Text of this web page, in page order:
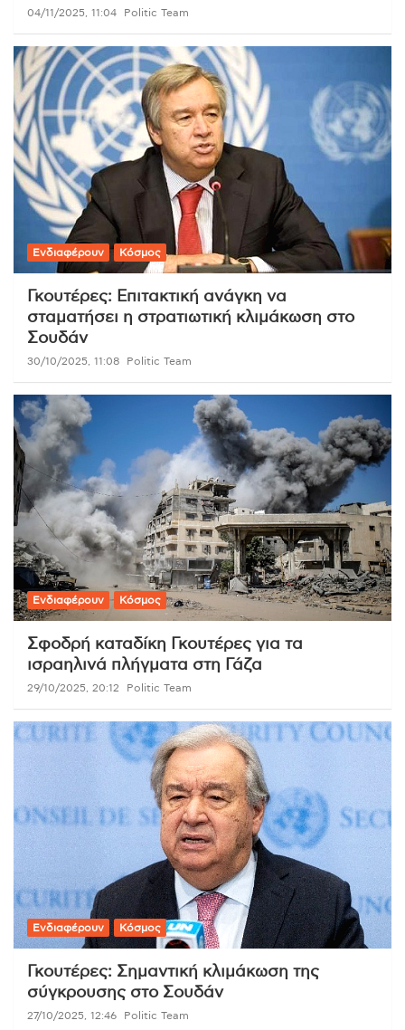
04/11/2025, 11:04 Politic Team
Ενδιαφέρουν Κόσμος
Γκουτέρες: Επιτακτική ανάγκη να
σταματήσει η στρατιωτική κλιμάκωση στο
Σουδάν
30/10/2025, 11:08 Politic Team
Ενδιαφέρουν Κόσμος
Σφοδρή καταδίκη Γκουτέρες για τα
ισραηλινά πλήγματα στη Γάζα
29/10/2025, 20:12 Politic Team
Ενδιαφέρουν Κόσμος
Γκουτέρες: Σημαντική κλιμάκωση της
σύγκρουσης στο Σουδάν
27/10/2025, 12:46 Politic Team